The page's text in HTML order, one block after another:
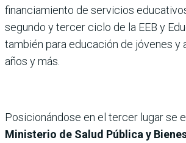
financiamiento de servicios
segundo y tercer ciclo de la EEB y
también para educación de jóvenes y
años y más.
Posicionándose en el tercer lugar se
Ministerio de Salud Pública y